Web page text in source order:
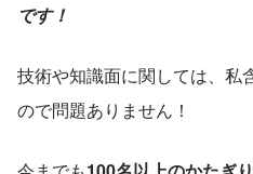
です！
技術や知識面に関しては、私
ので問題ありません！